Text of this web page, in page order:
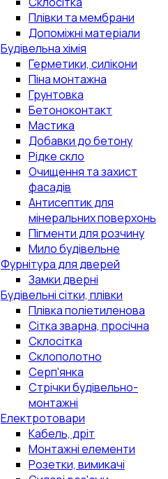
Плівки та мембрани
Допоміжні матеріали
Будівельна хімія
Герметики, силікони
Піна монтажна
Грунтовка
Бетоноконтакт
Мастика
Добавки до бетону
Рідке скло
Очищення та захист
фасадів
Антисептик для
мінеральних поверхонь
Пігменти для розчину
Мило будівельне
Фурнітура для дверей
Замки дверні
Будівельні сітки, плівки
Плівка поліетиленова
Сітка зварна, просічна
Склосітка
Склополотно
Серп'янка
Стрічки будівельно-
монтажні
Електротовари
Кабель, дріт
Монтажні елементи
Розетки, вимикачі